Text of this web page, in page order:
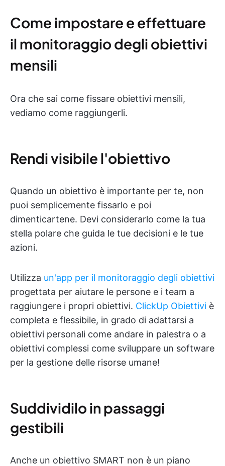
Come impostare e effettuare
il monitoraggio degli obiettivi
mensili
Ora che sai come fissare obiettivi mensili,
vediamo come raggiungerli.
Rendi visibile l'obiettivo
Quando un obiettivo è importante per te, non
puoi semplicemente fissarlo e poi
dimenticartene. Devi considerarlo come la tua
stella polare che guida le tue decisioni e le tue
azioni.
Utilizza un'app per il monitoraggio degli obiettivi
progettata per aiutare le persone e i team a
raggiungere i propri obiettivi. ClickUp Obiettivi è
completa e flessibile, in grado di adattarsi a
obiettivi personali come andare in palestra o a
obiettivi complessi come sviluppare un software
per la gestione delle risorse umane!
Suddividilo in passaggi
gestibili
Anche un obiettivo SMART non è un piano